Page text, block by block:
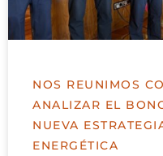
NOS REUNIMOS
ANALIZAR EL
NUEVA
ENERGÉTICA